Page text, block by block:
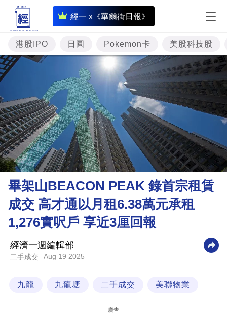
經一 x《華爾街日報》
即
時
財
經
題
投
資
樓
市
理
財
商
業
科
技
場
港股IPO 日圓 Pokemon卡 美股科技股
畢架山BEACON PEAK 錄首宗租賃
成交 高才通以月租6.38萬元承租
1,276實呎戶 享近3厘回報
經濟一週編輯部
二手成交 Aug 19 2025
九龍 九龍塘 二手成交 美聯物業
廣告